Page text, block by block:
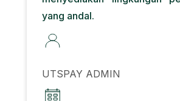
yang andal.
UTSPAY ADMIN